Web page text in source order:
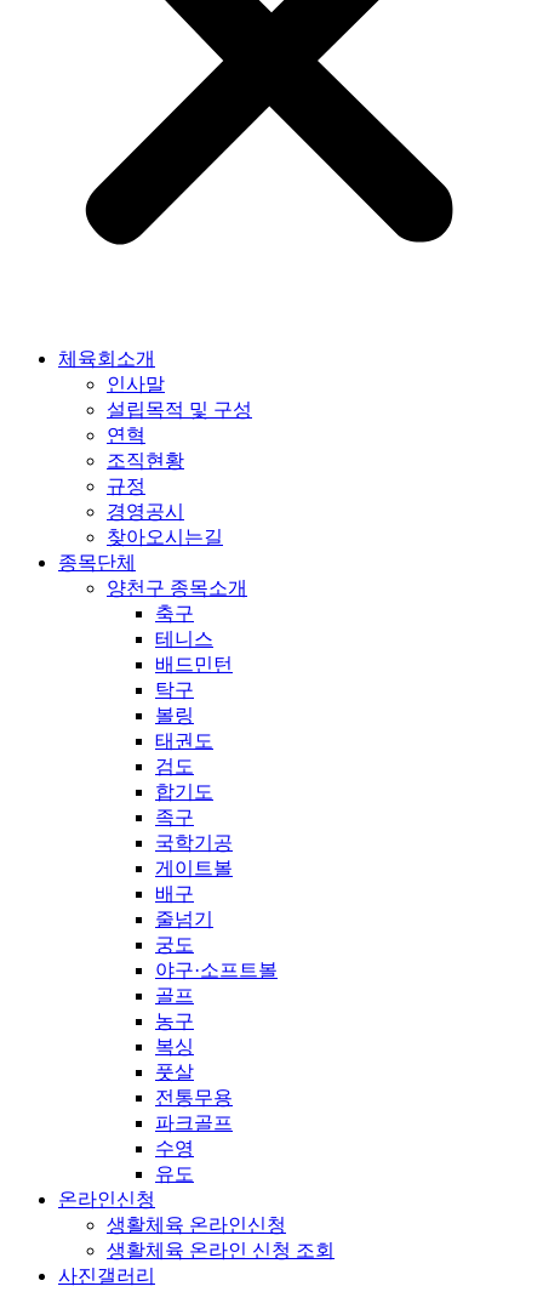
체육회소개
인사말
설립목적 및 구성
연혁
조직현황
규정
경영공시
찾아오시는길
종목단체
양천구 종목소개
축구
테니스
배드민턴
탁구
볼링
태권도
검도
합기도
족구
국학기공
게이트볼
배구
줄넘기
궁도
야구·소프트볼
골프
농구
복싱
풋살
전통무용
파크골프
수영
유도
온라인신청
생활체육 온라인신청
생활체육 온라인 신청 조회
사진갤러리